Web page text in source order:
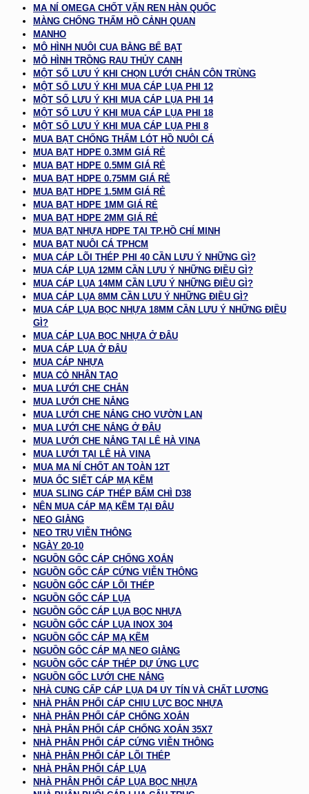
MA NÍ OMEGA CHỐT VẶN REN HÀN QUỐC
MÀNG CHỐNG THẤM HỒ CẢNH QUAN
MANHO
MÔ HÌNH NUÔI CUA BẰNG BỂ BẠT
MÔ HÌNH TRỒNG RAU THỦY CANH
MỘT SỐ LƯU Ý KHI CHỌN LƯỚI CHẮN CÔN TRÙNG
MỘT SỐ LƯU Ý KHI MUA CÁP LỤA PHI 12
MỘT SỐ LƯU Ý KHI MUA CÁP LỤA PHI 14
MỘT SỐ LƯU Ý KHI MUA CÁP LỤA PHI 18
MỘT SỐ LƯU Ý KHI MUA CÁP LỤA PHI 8
MUA BẠT CHỐNG THẤM LÓT HỒ NUÔI CÁ
MUA BẠT HDPE 0.3MM GIÁ RẺ
MUA BẠT HDPE 0.5MM GIÁ RẺ
MUA BẠT HDPE 0.75MM GIÁ RẺ
MUA BẠT HDPE 1.5MM GIÁ RẺ
MUA BẠT HDPE 1MM GIÁ RẺ
MUA BẠT HDPE 2MM GIÁ RẺ
MUA BẠT NHỰA HDPE TẠI TP.HỒ CHÍ MINH
MUA BẠT NUÔI CÁ TPHCM
MUA CÁP LÕI THÉP PHI 40 CẦN LƯU Ý NHỮNG GÌ?
MUA CÁP LỤA 12MM CẦN LƯU Ý NHỮNG ĐIỀU GÌ?
MUA CÁP LỤA 14MM CẦN LƯU Ý NHỮNG ĐIỀU GÌ?
MUA CÁP LỤA 8MM CẦN LƯU Ý NHỮNG ĐIỀU GÌ?
MUA CÁP LỤA BỌC NHỰA 18MM CẦN LƯU Ý NHỮNG ĐIỀU
GÌ?
MUA CÁP LỤA BỌC NHỰA Ở ĐÂU
MUA CÁP LỤA Ở ĐÂU
MUA CÁP NHỰA
MUA CỎ NHÂN TẠO
MUA LƯỚI CHE CHẮN
MUA LƯỚI CHE NẮNG
MUA LƯỚI CHE NẮNG CHO VƯỜN LAN
MUA LƯỚI CHE NẮNG Ở ĐÂU
MUA LƯỚI CHE NẮNG TẠI LÊ HÀ VINA
MUA LƯỚI TẠI LÊ HÀ VINA
MUA MA NÍ CHỐT AN TOÀN 12T
MUA ỐC SIẾT CÁP MẠ KẼM
MUA SLING CÁP THÉP BẤM CHÌ D38
NÊN MUA CÁP MẠ KẼM TẠI ĐÂU
NEO GIẰNG
NEO TRỤ VIỄN THÔNG
NGÀY 20-10
NGUỒN GỐC CÁP CHỐNG XOẮN
NGUỒN GỐC CÁP CỨNG VIỄN THÔNG
NGUỒN GỐC CÁP LÕI THÉP
NGUỒN GỐC CÁP LỤA
NGUỒN GỐC CÁP LỤA BỌC NHỰA
NGUỒN GỐC CÁP LỤA INOX 304
NGUỒN GỐC CÁP MẠ KẼM
NGUỒN GỐC CÁP MẠ NEO GIẰNG
NGUỒN GỐC CÁP THÉP DỰ ỨNG LỰC
NGUỒN GỐC LƯỚI CHE NẮNG
NHÀ CUNG CẤP CÁP LỤA D4 UY TÍN VÀ CHẤT LƯỢNG
NHÀ PHÂN PHỐI CÁP CHỊU LỰC BỌC NHỰA
NHÀ PHÂN PHỐI CÁP CHỐNG XOẮN
NHÀ PHÂN PHỐI CÁP CHỐNG XOẮN 35X7
NHÀ PHÂN PHỐI CÁP CỨNG VIỄN THÔNG
NHÀ PHÂN PHỐI CÁP LÕI THÉP
NHÀ PHÂN PHỐI CÁP LỤA
NHÀ PHÂN PHỐI CÁP LỤA BỌC NHỰA